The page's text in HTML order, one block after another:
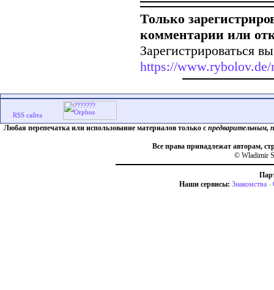
Только
комментарии или
Зарегистрироваться
https://www.rybolov.de/
Любая перепечатка или использование материалов только с предварительным,
Все права принадлежат авторам,
© Wladimir
Наши сервисы: Знакомства -